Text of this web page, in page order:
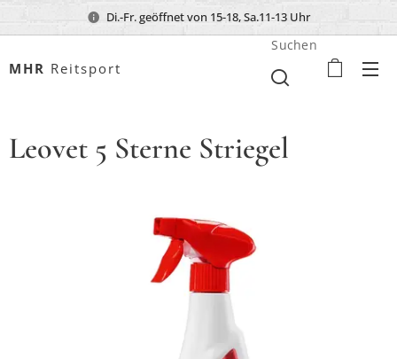
Di.-Fr. geöffnet von 15-18, Sa.11-13 Uhr
MHR Reitsport
Suchen
Leovet 5 Sterne Striegel